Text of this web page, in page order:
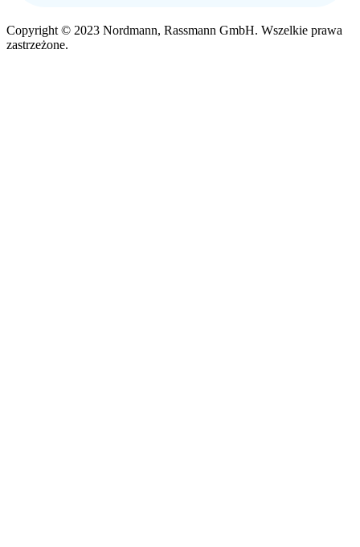
Copyright © 2023 Nordmann, Rassmann GmbH. Wszelkie prawa
zastrzeżone.